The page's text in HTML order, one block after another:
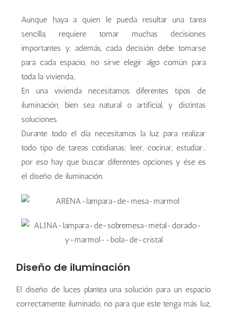
Aunque haya a quien le pueda resultar una tarea
sencilla, requiere tomar muchas decisiones
importantes y, además, cada decisión debe tomarse
para cada espacio, no sirve elegir algo común para
toda la vivienda…
En una vivienda necesitamos diferentes tipos de
iluminación, bien sea natural o artificial, y distintas
soluciones.
Durante todo el día necesitamos la luz para realizar
todo tipo de tareas cotidianas; leer, cocinar, estudiar…
por eso hay que buscar diferentes opciones y ése es
el diseño de iluminación.
Diseño de iluminación
El diseño de luces plantea una solución para un espacio
correctamente iluminado, no para que este tenga más luz,